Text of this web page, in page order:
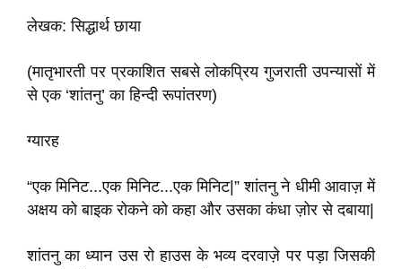
लेखक: सिद्धार्थ छाया
(मातृभारती पर प्रकाशित सबसे लोकप्रिय गुजराती उपन्यासों में
से एक ‘शांतनु’ का हिन्दी रूपांतरण)
ग्यारह
“एक मिनिट...एक मिनिट...एक मिनिट|” शांतनु ने धीमी आवाज़ में
अक्षय को बाइक रोकने को कहा और उसका कंधा ज़ोर से दबाया|
शांतनु का ध्यान उस रो हाउस के भव्य दरवाज़े पर पड़ा जिसकी